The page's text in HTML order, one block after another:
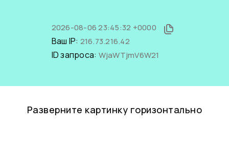
2026-08-06 23:45:32 +0000
Ваш IP: 216.73.216.42
ID запроса: WjaWTjmV6W21
Разверните картинку горизонтально